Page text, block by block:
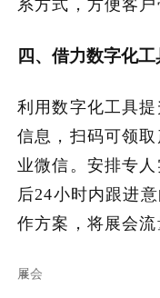
系方式，方便客户
四、借力数字化
利用数字化工具
信息，扫码可领
业微信。安排专
后24小时内跟进
作方案，将展会流
展会